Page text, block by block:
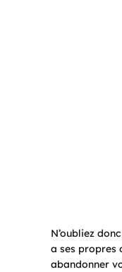
N’oubliez
a ses propres
abandonner